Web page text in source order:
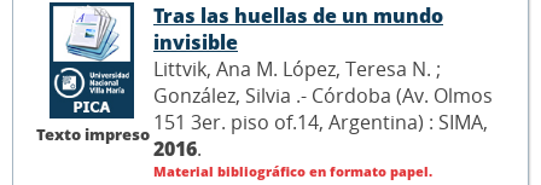
Texto impreso
Tras las huellas de un mundo
invisible
Littvik, Ana M. López, Teresa N. ;
González, Silvia .- Córdoba (Av. Olmos
151 3er. piso of.14, Argentina) : SIMA,
2016.
Material bibliográfico en formato papel.